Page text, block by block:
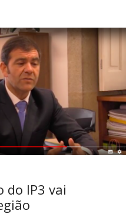
do IP3 vai